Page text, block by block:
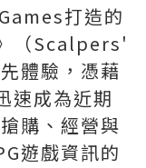
打造的
（Scalpers'
體驗，憑藉
速成為近期
購、經營與
遊戲資訊的